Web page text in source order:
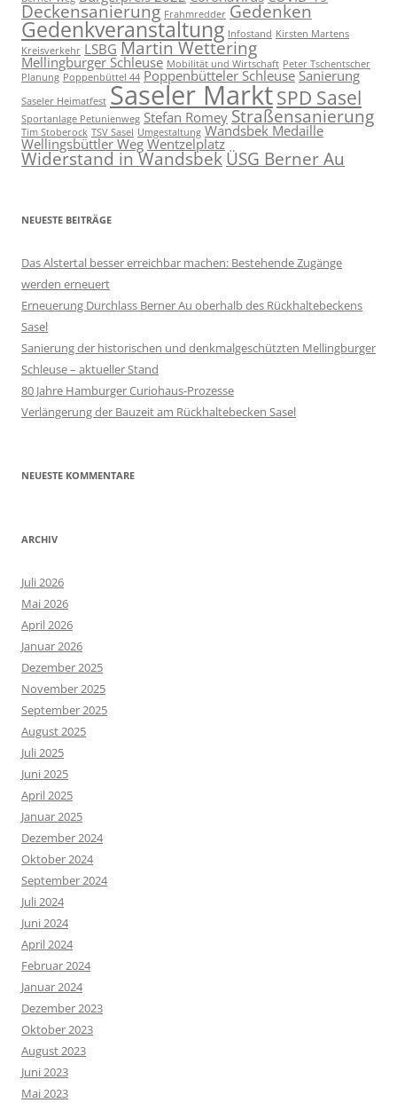
Deckensanierung Frahmredder Gedenken
Gedenkveranstaltung Infostand Kirsten Martens
Kreisverkehr LSBG Martin Wettering
Mellingburger Schleuse Mobilität und Wirtschaft Peter Tschentscher
Planung Poppenbüttel 44 Poppenbütteler SchleuseSanierung
Saseler Heimatfest Saseler MarktSPD Sasel
Sportanlage Petunienweg Stefan RomeyStraßensanierung
Tim Stoberock TSV Sasel Umgestaltung Wandsbek Medaille
Wellingsbüttler WegWentzelplatz
Widerstand in Wandsbek ÜSG Berner Au
NEUESTE BEITRÄGE
Das Alstertal besser erreichbar machen: Bestehende Zugänge
werden erneuert
Erneuerung Durchlass Berner Au oberhalb des Rückhalte­beckens
Sasel
Sanierung der historischen und denkmalgeschützten Mellingburger
Schleuse – aktueller Stand
80 Jahre Hamburger Curiohaus-Prozesse
Verlängerung der Bauzeit am Rückhaltebecken Sasel
NEUESTE KOMMENTARE
ARCHIV
Juli 2026
Mai 2026
April 2026
Januar 2026
Dezember 2025
November 2025
September 2025
August 2025
Juli 2025
Juni 2025
April 2025
Januar 2025
Dezember 2024
Oktober 2024
September 2024
Juli 2024
Juni 2024
April 2024
Februar 2024
Januar 2024
Dezember 2023
Oktober 2023
August 2023
Juni 2023
Mai 2023